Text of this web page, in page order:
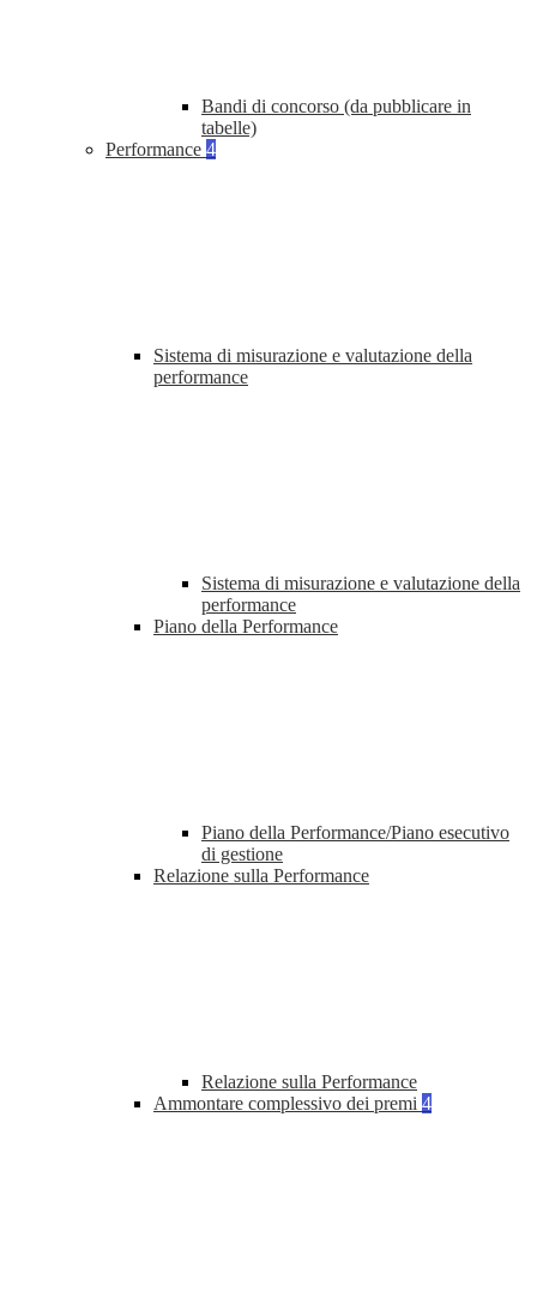
Bandi di concorso (da pubblicare in
tabelle)
Performance 4
Sistema di misurazione e valutazione della
performance
Sistema di misurazione e valutazione della
performance
Piano della Performance
Piano della Performance/Piano esecutivo
di gestione
Relazione sulla Performance
Relazione sulla Performance
Ammontare complessivo dei premi 4